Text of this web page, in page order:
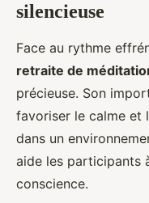
silencieuse
Face au rythme
retraite de
précieuse. Son
favoriser le calme et
dans un
aide les participants
conscience.